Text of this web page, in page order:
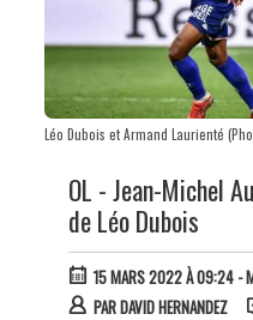
Léo Dubois et Armand Laurienté
OL - Jean-Michel
de Léo Dubois
15 MARS 2022 À 09:24-
PARDAVID HERNANDEZ